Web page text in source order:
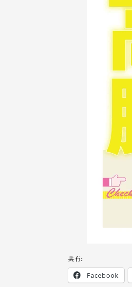
共有:
Facebook